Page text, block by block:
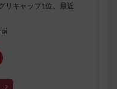
リキャップ1位。最近